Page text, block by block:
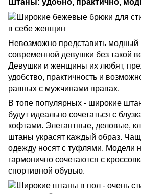
Штаны: удобно, практично,
Невозможно представить модный
современной девушки без такой
Девушки и женщины их любят,
удобство, практичность и
равных с мужчинами правах.
В топе популярных - широкие
будут идеально сочетаться с
кофтами. Элегантные, деловые,
штаны украсят каждый образ.
одежду носят с туфлями. Модели
гармонично сочетаются с
спортивной обувью.